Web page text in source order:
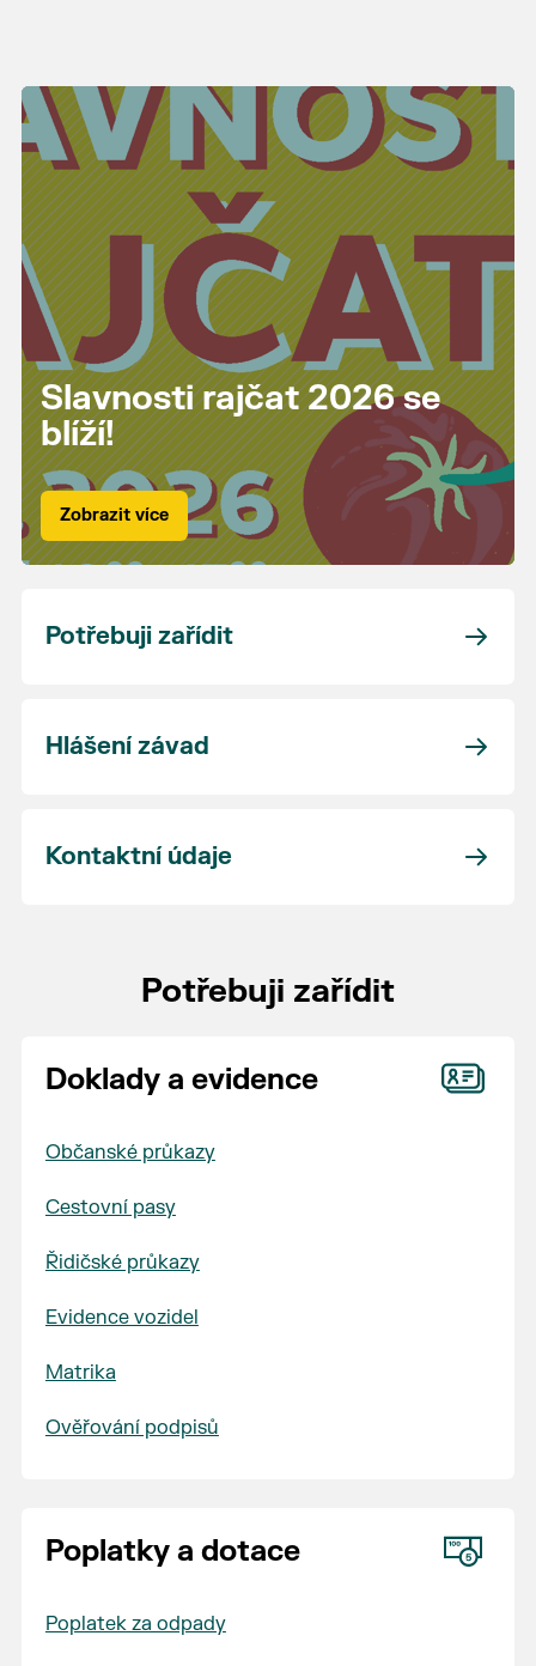
Slavnosti rajčat 2026 se
blíží!
Zobrazit více
Potřebuji zařídit
Hlášení závad
Kontaktní údaje
Potřebuji zařídit
Doklady a evidence
Občanské průkazy
Cestovní pasy
Řidičské průkazy
Evidence vozidel
Matrika
Ověřování podpisů
Poplatky a dotace
Poplatek za odpady